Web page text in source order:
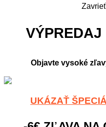
Objavte vysoké
UKÁZAŤ